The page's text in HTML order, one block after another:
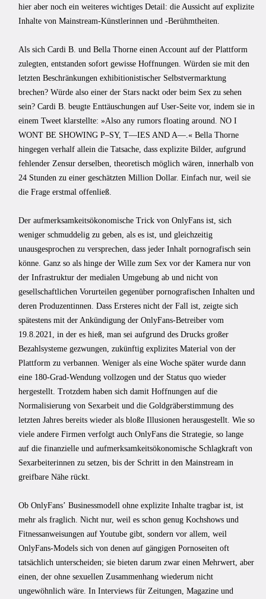
hier aber noch ein weiteres wichtiges Detail: die Aussicht auf explizite
Inhalte von Mainstream-Künstlerinnen und -Berühmtheiten.
Als sich Cardi B. und Bella Thorne einen Account auf der Plattform
zulegten, entstanden sofort gewisse Hoffnungen. Würden sie mit den
letzten Beschränkungen exhibitionistischer Selbstvermarktung
brechen? Würde also einer der Stars nackt oder beim Sex zu sehen
sein? Cardi B. beugte Enttäuschungen auf User-Seite vor, indem sie in
einem Tweet klarstellte: »Also any rumors floating around. NO I
WONT BE SHOWING P–SY, T—IES AND A—.« Bella Thorne
hingegen verhalf allein die Tatsache, dass explizite Bilder, aufgrund
fehlender Zensur derselben, theoretisch möglich wären, innerhalb von
24 Stunden zu einer geschätzten Million Dollar. Einfach nur, weil sie
die Frage erstmal offenließ.
Der aufmerksamkeitsökonomische Trick von OnlyFans ist, sich
weniger schmuddelig zu geben, als es ist, und gleichzeitig
unausgesprochen zu versprechen, dass jeder Inhalt pornografisch sein
könne. Ganz so als hinge der Wille zum Sex vor der Kamera nur von
der Infrastruktur der medialen Umgebung ab und nicht von
gesellschaftlichen Vorurteilen gegenüber pornografischen Inhalten und
deren Produzentinnen. Dass Ersteres nicht der Fall ist, zeigte sich
spätestens mit der Ankündigung der OnlyFans-Betreiber vom
19.8.2021, in der es hieß, man sei aufgrund des Drucks großer
Bezahlsysteme gezwungen, zukünftig explizites Material von der
Plattform zu verbannen. Weniger als eine Woche später wurde dann
eine 180-Grad-Wendung vollzogen und der Status quo wieder
hergestellt. Trotzdem haben sich damit Hoffnungen auf die
Normalisierung von Sexarbeit und die Goldgräberstimmung des
letzten Jahres bereits wieder als bloße Illusionen herausgestellt. Wie so
viele andere Firmen verfolgt auch OnlyFans die Strategie, so lange
auf die finanzielle und aufmerksamkeitsökonomische Schlagkraft von
Sexarbeiterinnen zu setzen, bis der Schritt in den Mainstream in
greifbare Nähe rückt.
Ob OnlyFansʼ Businessmodell ohne explizite Inhalte tragbar ist, ist
mehr als fraglich. Nicht nur, weil es schon genug Kochshows und
Fitnessanweisungen auf Youtube gibt, sondern vor allem, weil
OnlyFans-Models sich von denen auf gängigen Pornoseiten oft
tatsächlich unterscheiden; sie bieten darum zwar einen Mehrwert, aber
einen, der ohne sexuellen Zusammenhang wiederum nicht
ungewöhnlich wäre. In Interviews für Zeitungen, Magazine und